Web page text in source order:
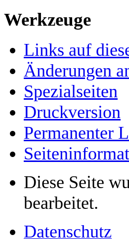
Werkzeuge
Links auf
Änderungen
Spezialseiten
Druckversion
Permanenter
Diese Seite
bearbeitet.
Datenschutz